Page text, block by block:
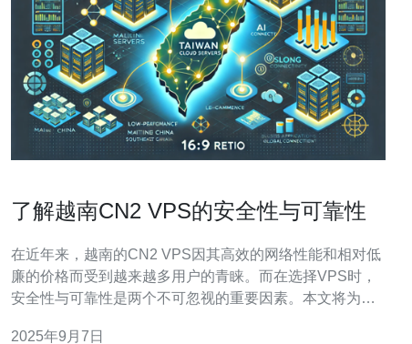
了解越南CN2 VPS的安全性与可靠性
在近年来，越南的CN2 VPS因其高效的网络性能和相对低
廉的价格而受到越来越多用户的青睐。而在选择VPS时，
安全性与可靠性是两个不可忽视的重要因素。本文将为您
2025年9月7日